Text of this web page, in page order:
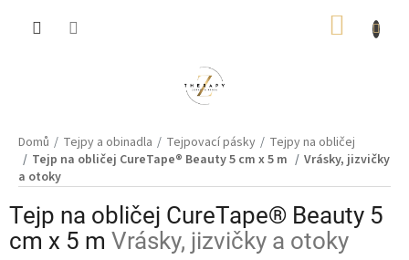
Domů Tejpy a obinadla Tejpovací pásky
Tejpy na obličej
Tejp na obličej CureTape® Beauty 5 cm x 5 m
Vrásky, jizvičky
a otoky
Tejp na obličej CureTape® Beauty 5
cm x 5 m Vrásky, jizvičky a otoky